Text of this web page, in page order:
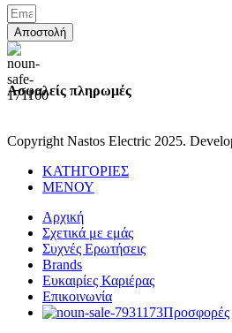
Αποστολή
Ασφαλείς πληρωμές
Copyright Nastos Electric 2025.
ΚΑΤΗΓΟΡΙΕΣ
ΜΕΝΟΥ
Αρχική
Σχετικά με εμάς
Συχνές Ερωτήσεις
Brands
Ευκαιρίες Καριέρας
Επικοινωνία
Προσφορές